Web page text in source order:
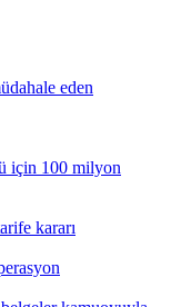
eden
için 100 milyon
kararı